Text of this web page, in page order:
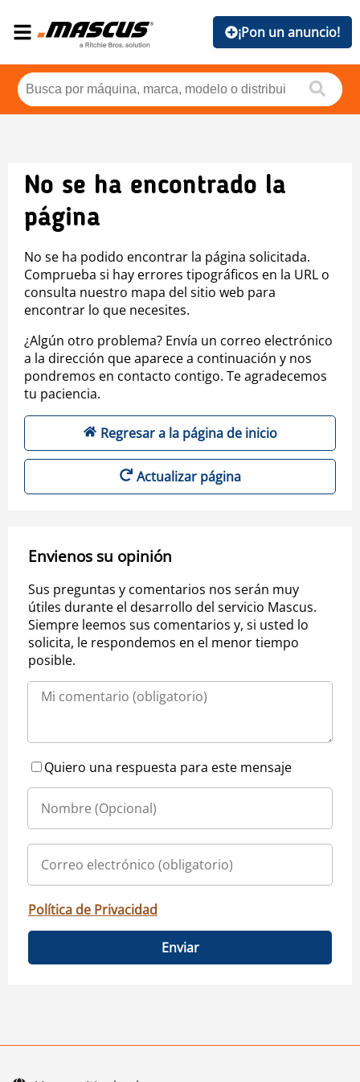
¡Pon un anuncio!
No se ha encontrado la
página
No se ha podido encontrar la página solicitada.
Comprueba si hay errores tipográficos en la URL o
consulta nuestro mapa del sitio web para
encontrar lo que necesites.
¿Algún otro problema? Envía un correo electrónico
a la dirección que aparece a continuación y nos
pondremos en contacto contigo. Te agradecemos
tu paciencia.
Regresar a la página de inicio
Actualizar página
Envienos su opinión
Sus preguntas y comentarios nos serán muy
útiles durante el desarrollo del servicio Mascus.
Siempre leemos sus comentarios y, si usted lo
solicita, le respondemos en el menor tiempo
posible.
Quiero una respuesta para este mensaje
Política de Privacidad
Enviar